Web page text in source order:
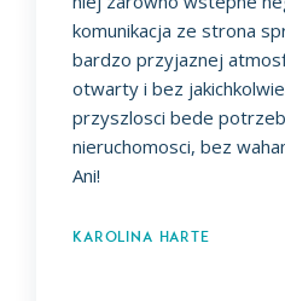
komunikacja ze strona
bardzo przyjaznej
otwarty i bez
przyszlosci bede
nieruchomosci, bez
Ani!
Karolina Harte